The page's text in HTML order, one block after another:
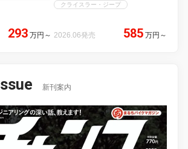
293 万円 ～
クライスラー・ジープ
2026.06発売 585 万円 ～
新刊案内